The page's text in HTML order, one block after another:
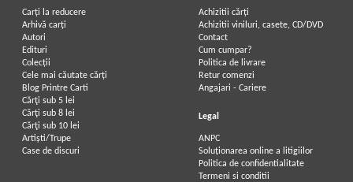
Carți la reducere
Arhivă carți
Autori
Edituri
Colecții
Cele mai căutate cărți
Blog Printre Carti
Cărţi sub 5 lei
Cărţi sub 8 lei
Cărţi sub 10 lei
Artiști/Trupe
Case de discuri
Achizitii cărți
Achizitii viniluri, casete, CD/DVD
Contact
Cum cumpar?
Politica de livrare
Retur comenzi
Angajari - Cariere
Legal
ANPC
Soluționarea online a litigiilor
Politica de confidentialitate
Termeni si conditii